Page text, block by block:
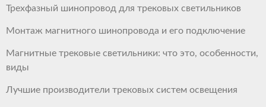
Трехфазный шинопровод для трековых светильников
Монтаж магнитного шинопровода и его подключение
Магнитные трековые светильники: что это, особенности,
виды
Лучшие производители трековых систем освещения